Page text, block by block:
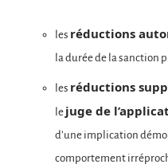
les réductions
la durée de la sanction
les réductions
le juge de
d’une implication
comportement